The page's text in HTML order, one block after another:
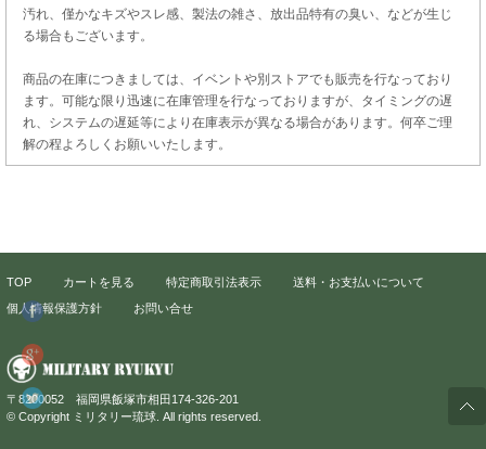
汚れ、僅かなキズやスレ感、製法の雑さ、放出品特有の臭い、などが生じ
る場合もございます。
商品の在庫につきましては、イベントや別ストアでも販売を行なっており
ます。可能な限り迅速に在庫管理を行なっておりますが、タイミングの遅
れ、システムの遅延等により在庫表示が異なる場合があります。何卒ご理
解の程よろしくお願いいたします。
TOP カートを見る 特定商取引法表示
送料・お支払いについて
個人情報保護方針
お問い合せ
〒8200052 福岡県飯塚市相田174-326-201
© Copyright ミリタリー琉球. All rights reserved.